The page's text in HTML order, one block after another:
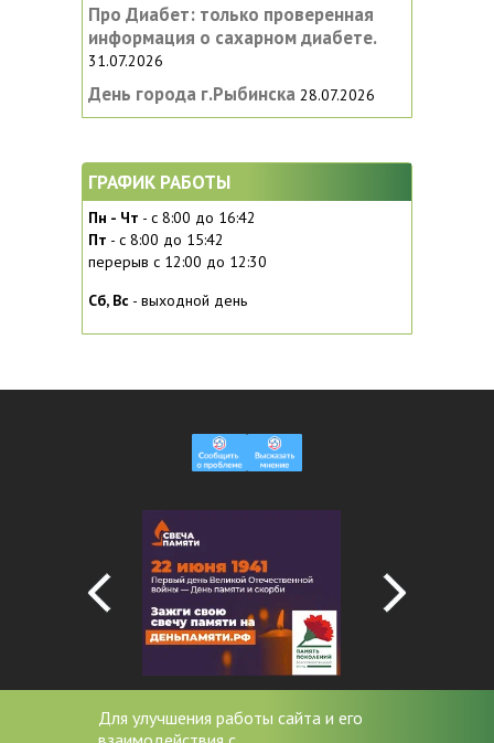
Про Диабет: только проверенная
информация о сахарном диабете.
31.07.2026
День города г.Рыбинска 28.07.2026
ГРАФИК РАБОТЫ
Пн - Чт - с 8:00 до 16:42
Пт - с 8:00 до 15:42
перерыв с 12:00 до 12:30
Сб, Вc - выходной день
Для улучшения работы сайта и его